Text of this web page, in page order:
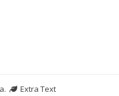
.
Extra Text